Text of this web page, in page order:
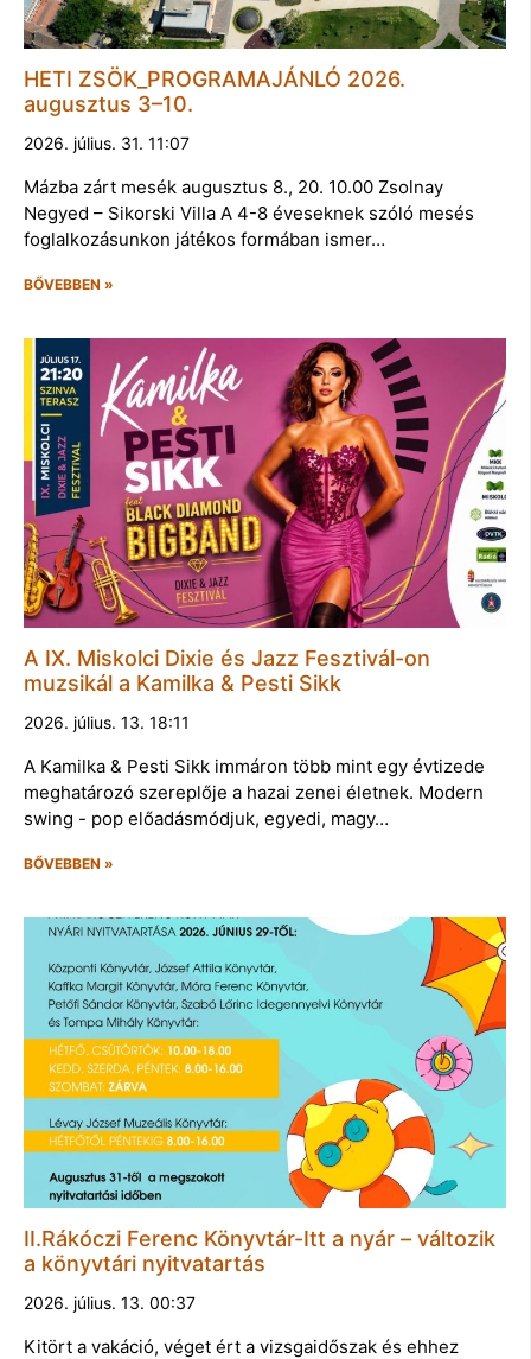
HETI ZSÖK_PROGRAMAJÁNLÓ 2026.
augusztus 3–10.
2026. július. 31. 11:07
Mázba zárt mesék augusztus 8., 20. 10.00 Zsolnay
Negyed – Sikorski Villa A 4-8 éveseknek szóló mesés
foglalkozásunkon játékos formában ismer…
BŐVEBBEN »
A IX. Miskolci Dixie és Jazz Fesztivál-on
muzsikál a Kamilka & Pesti Sikk
2026. július. 13. 18:11
A Kamilka & Pesti Sikk immáron több mint egy évtizede
meghatározó szereplője a hazai zenei életnek. Modern
swing - pop előadásmódjuk, egyedi, magy…
BŐVEBBEN »
II.Rákóczi Ferenc Könyvtár-Itt a nyár – változik
a könyvtári nyitvatartás
2026. július. 13. 00:37
Kitört a vakáció, véget ért a vizsgaidőszak és ehhez